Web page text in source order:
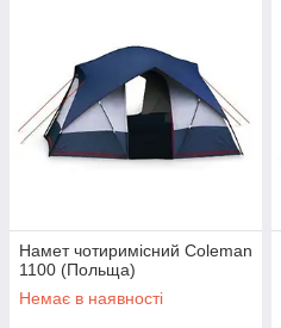
Намет чотиримісний Coleman
1100 (Польща)
Немає в наявності